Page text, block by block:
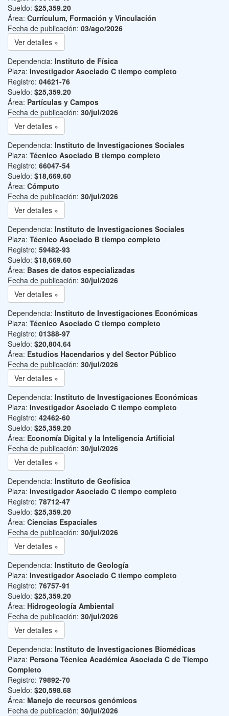
Sueldo: $25,359.20
Área: Currículum, Formación y Vinculación
Fecha de publicación: 03/ago/2026
Ver detalles »
Dependencia: Instituto de Física
Plaza: Investigador Asociado C tiempo completo
Registro: 04621-76
Sueldo: $25,359.20
Área: Partículas y Campos
Fecha de publicación: 30/jul/2026
Ver detalles »
Dependencia: Instituto de Investigaciones Sociales
Plaza: Técnico Asociado B tiempo completo
Registro: 66047-54
Sueldo: $18,669.60
Área: Cómputo
Fecha de publicación: 30/jul/2026
Ver detalles »
Dependencia: Instituto de Investigaciones Sociales
Plaza: Técnico Asociado B tiempo completo
Registro: 59482-93
Sueldo: $18,669.60
Área: Bases de datos especializadas
Fecha de publicación: 30/jul/2026
Ver detalles »
Dependencia: Instituto de Investigaciones Económicas
Plaza: Técnico Asociado C tiempo completo
Registro: 01388-97
Sueldo: $20,804.64
Área: Estudios Hacendarios y del Sector Público
Fecha de publicación: 30/jul/2026
Ver detalles »
Dependencia: Instituto de Investigaciones Económicas
Plaza: Investigador Asociado C tiempo completo
Registro: 42462-60
Sueldo: $25,359.20
Área: Economía Digital y la Inteligencia Artificial
Fecha de publicación: 30/jul/2026
Ver detalles »
Dependencia: Instituto de Geofísica
Plaza: Investigador Asociado C tiempo completo
Registro: 78712-47
Sueldo: $25,359.20
Área: Ciencias Espaciales
Fecha de publicación: 30/jul/2026
Ver detalles »
Dependencia: Instituto de Geología
Plaza: Investigador Asociado C tiempo completo
Registro: 76757-91
Sueldo: $25,359.20
Área: Hidrogeología Ambiental
Fecha de publicación: 30/jul/2026
Ver detalles »
Dependencia: Instituto de Investigaciones Biomédicas
Plaza: Persona Técnica Académica Asociada C de Tiempo
Completo
Registro: 79892-70
Sueldo: $20,598.68
Área: Manejo de recursos genómicos
Fecha de publicación: 30/jul/2026